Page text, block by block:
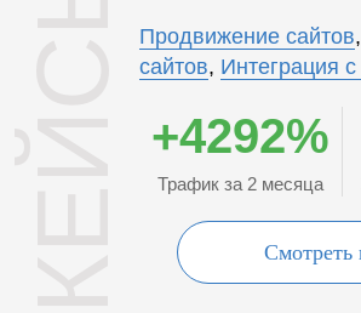
Продвижение сайтов,
сайтов, Интеграция
+4292%
Трафик за 2 месяца
Смотреть